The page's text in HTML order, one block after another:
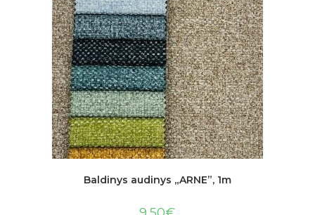
Baldinys audinys „ARNE”, 1m